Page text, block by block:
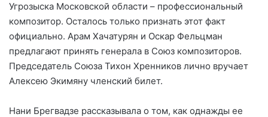
Угрозыска Московской области – профессиональный
композитор. Осталось только признать этот факт
официально. Арам Хачатурян и Оскар Фельцман
предлагают принять генерала в Союз композиторов.
Председатель Союза Тихон Хренников лично вручает
Алексею Экимяну членский билет.
Нани Брегвадзе рассказывала о том, как однажды ее